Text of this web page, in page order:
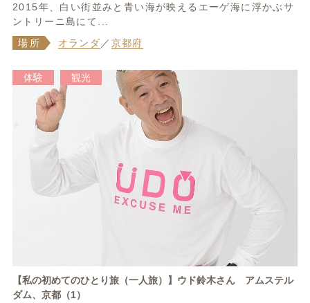
2015年、白い街並みと青い海が映えるエーゲ海に浮かぶサ
ントリーニ島にて...
場所
オランダ ／ 京都府
体験 観光
【私の初めてのひとり旅（一人旅）】ウド鈴木さん アムステル
ダム、京都（1）